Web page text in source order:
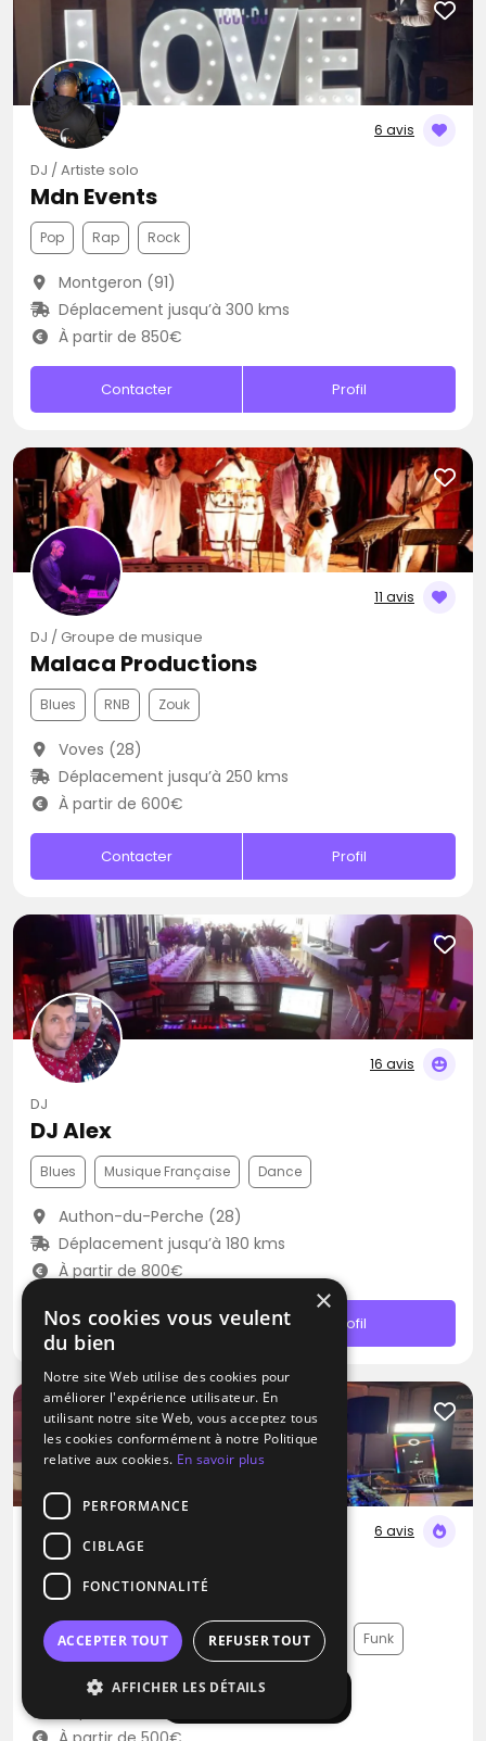
Afficher la carte
6 avis
DJ / Artiste solo
Mdn Events
Pop Rap Rock
Montgeron (91)
Déplacement jusqu’à 300 kms
À partir de 850€
Contacter Profil
11 avis
DJ / Groupe de musique
Malaca Productions
Blues RNB Zouk
Voves (28)
Déplacement jusqu’à 250 kms
À partir de 600€
Contacter Profil
16 avis
DJ
DJ Alex
Blues Musique Française Dance
Authon-du-Perche (28)
Déplacement jusqu’à 180 kms
À partir de 800€
Contacter Profil
6 avis
DJ
Dj Krys events
Musique Française Variété Internationale Funk
Saint-Pierre-du-Perray (91)
×
Nos cookies vous veulent
du bien
Notre site Web utilise des cookies pour
améliorer l'expérience utilisateur. En
utilisant notre site Web, vous acceptez tous
les cookies conformément à notre Politique
relative aux cookies. En savoir plus
PERFORMANCE
CIBLAGE
FONCTIONNALITÉ
ACCEPTER TOUT REFUSER TOUT
AFFICHER LES DÉTAILS